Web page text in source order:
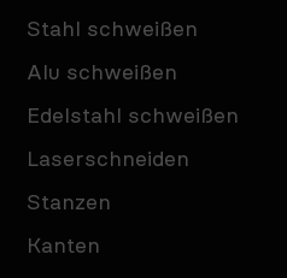
Stahl schweißen
Alu schweißen
Edelstahl schweißen
Laserschneiden
Stanzen
Kanten